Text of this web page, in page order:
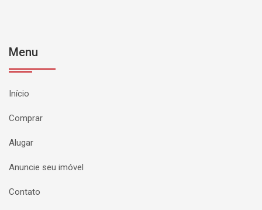
Menu
Início
Comprar
Alugar
Anuncie seu imóvel
Contato